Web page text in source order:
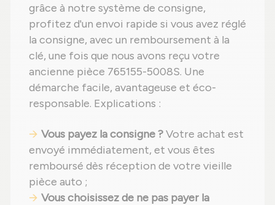
grâce à notre système de consigne,
profitez d'un envoi rapide si vous avez réglé
la consigne, avec un remboursement à la
clé, une fois que nous avons reçu votre
ancienne pièce 765155-5008S. Une
démarche facile, avantageuse et éco-
responsable. Explications :
Vous payez la consigne ?Votre achat est
envoyé immédiatement, et vous êtes
remboursé dès réception de votre vieille
pièce auto ;
Vous choisissez de ne pas payer la